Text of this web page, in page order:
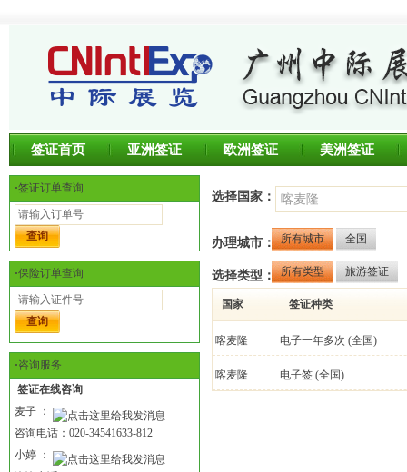
签证首页 亚洲签证 欧洲签证 美洲签证
·签证订单查询
·保险订单查询
·咨询服务
签证在线咨询
麦子 ：
咨询电话：020-34541633-812
小婷 ：
选择国家：
办理城市： 所有城市 全国
选择类型： 所有类型 旅游签证
国家 签证种类
喀麦隆 电子一年多次 (全国)
喀麦隆 电子签 (全国)